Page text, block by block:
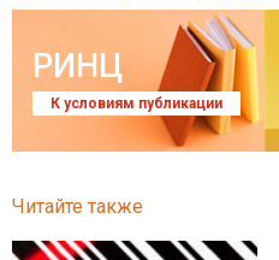
РИНЦ
К условиям публикации
Читайте также